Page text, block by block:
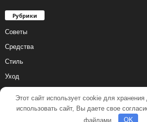
Рубрики
Советы
Средства
Стиль
Уход
Этот сайт использует cookie для
использовать сайт, Вы даете свое
файлами.
OK